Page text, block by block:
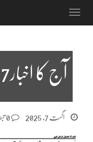
Toggle
آج کا اخبار07-08-2025
اگست 7, 2025